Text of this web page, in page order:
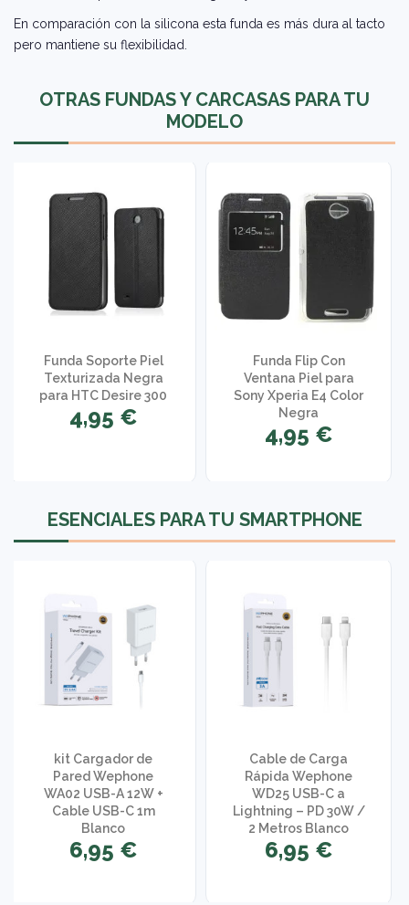
En comparación con la silicona esta funda es más dura al tacto
pero mantiene su flexibilidad.
OTRAS FUNDAS Y CARCASAS PARA TU
MODELO
Funda Soporte Piel
Texturizada Negra
para HTC Desire 300
4,95 €
Funda Flip Con
Ventana Piel para
Sony Xperia E4 Color
Negra
4,95 €
1 opinión
ESENCIALES PARA TU SMARTPHONE
kit Cargador de
Pared Wephone
WA02 USB-A 12W +
Cable USB-C 1m
Blanco
6,95 €
Cable de Carga
Rápida Wephone
WD25 USB-C a
Lightning – PD 30W /
2 Metros Blanco
6,95 €